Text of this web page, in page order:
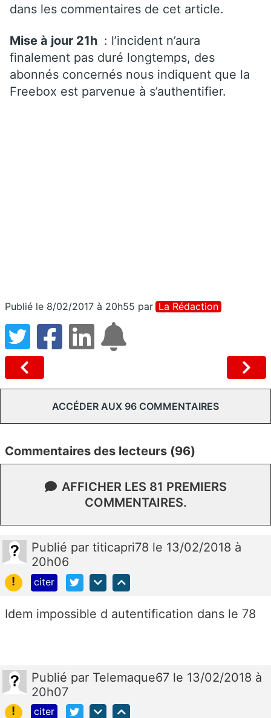
dans les commentaires de cet article.
Mise à jour 21h : l’incident n’aura
finalement pas duré longtemps, des
abonnés concernés nous indiquent que la
Freebox est parvenue à s’authentifier.
Publié le 8/02/2017 à 20h55 par La Rédaction
ACCÉDER AUX 96 COMMENTAIRES
Commentaires des lecteurs (96)
AFFICHER LES 81 PREMIERS
COMMENTAIRES.
Publié par titicapri78 le 13/02/2018 à
20h06
!
citer
Idem impossible d autentification dans le 78
Publié par Telemaque67 le 13/02/2018 à
20h07
!
citer